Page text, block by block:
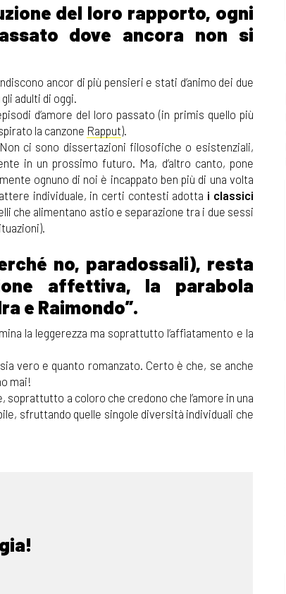
del loro rapporto, ogni
dove ancora non si
ancor di più pensieri e stati d’animo dei due
adulti di oggi.
d’amore del loro passato (in primis quello più
la canzone Rapput).
ci sono dissertazioni filosofiche o esistenziali,
in un prossimo futuro. Ma, d’altro canto, pone
ognuno di noi è incappato ben più di una volta
individuale, in certi contesti adotta i classici
che alimentano astio e separazione tra i due sessi
no, paradossali), resta
affettiva, la parabola
e Raimondo”.
la leggerezza ma soprattutto l’affiatamento e la
vero e quanto romanzato. Certo è che, se anche
mai!
a coloro che credono che l’amore in una
sfruttando quelle singole diversità individuali che